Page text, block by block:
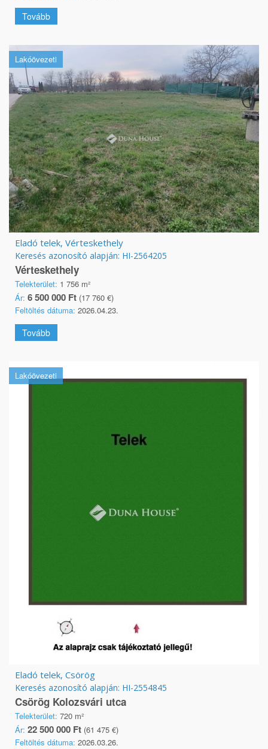
Tovább
Lakóövezeti
Eladó telek, Vérteskethely
Keresés azonosító alapján: HI-2564205
Vérteskethely
Telekterület: 1 756 m²
Ár: 6 500 000 Ft (17 760 €)
Feltöltés dátuma: 2026.04.23.
Tovább
Lakóövezeti
Eladó telek, Csörög
Keresés azonosító alapján: HI-2554845
Csörög Kolozsvári utca
Telekterület: 720 m²
Ár: 22 500 000 Ft (61 475 €)
Feltöltés dátuma: 2026.03.26.